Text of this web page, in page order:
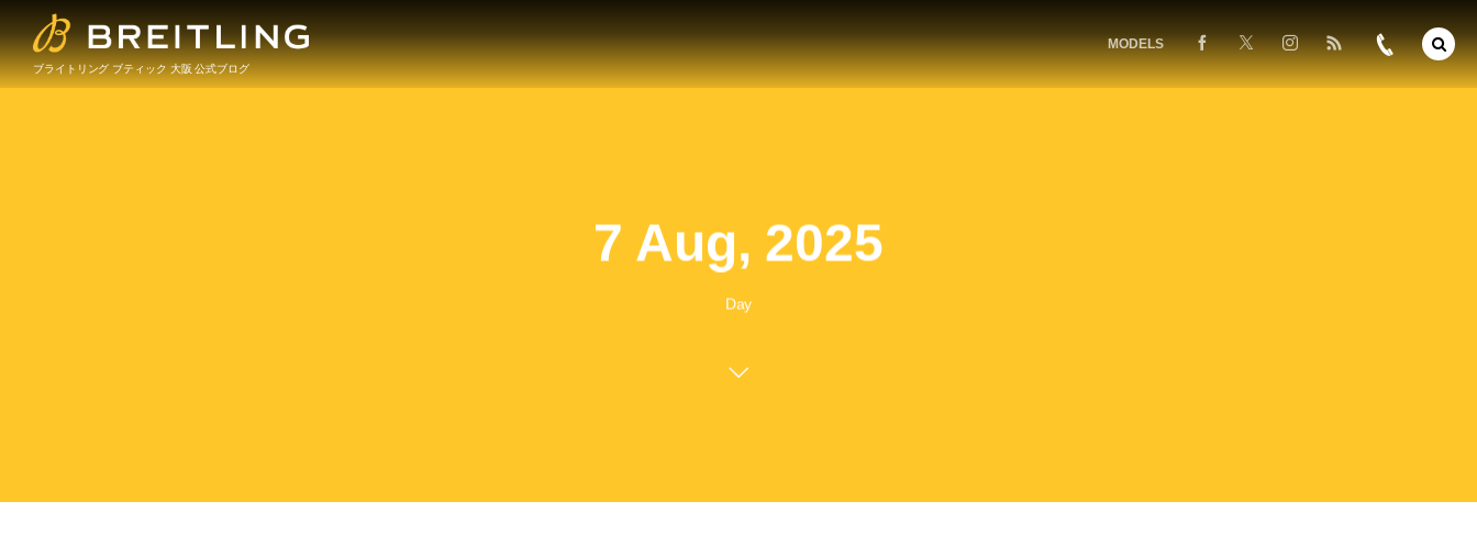
ブライトリング ブティック 大阪 公式ブログ
MODELS
7 Aug, 2025
Day